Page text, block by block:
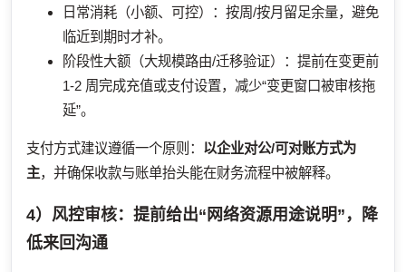
日常消耗（小额、可控）：按周/按月留足余量，避免
临近到期时才补。
阶段性大额（大规模路由/迁移验证）：提前在变更前
1-2 周完成充值或支付设置，减少“变更窗口被审核拖
延”。
支付方式建议遵循一个原则： 以企业对公/可对账方式为
主，并确保收款与账单抬头能在财务流程中被解释。
4）风控审核：提前给出“网络资源用途说明”，降
低来回沟通